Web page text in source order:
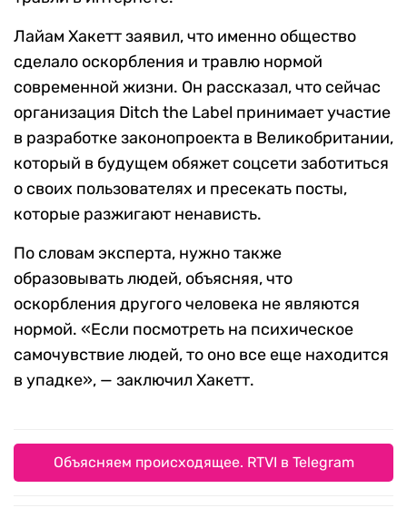
Лайам Хакетт заявил, что именно общество
сделало оскорбления и травлю нормой
современной жизни. Он рассказал, что сейчас
организация Ditch the Label принимает участие
в разработке законопроекта в Великобритании,
который в будущем обяжет соцсети заботиться
о своих пользователях и пресекать посты,
которые разжигают ненависть.
По словам эксперта, нужно также
образовывать людей, объясняя, что
оскорбления другого человека не являются
нормой. «Если посмотреть на психическое
самочувствие людей, то оно все еще находится
в упадке», — заключил Хакетт.
Объясняем происходящее. RTVI в Telegram